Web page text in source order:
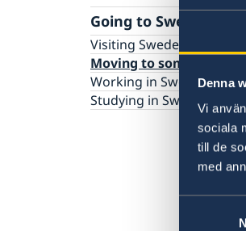
Denna
Vi
sociala
till de
med
Going to Sweden?
Visiting Sweden
Moving to someone in
Working in Sweden
Studying in Sweden